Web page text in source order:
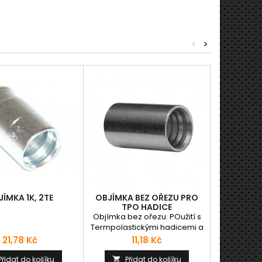
>
<
1K, 2TE
Cena
21,78 Kč
do košíku
OBJÍMKA BEZ OŘEZU PRO
TPO HADICE
Objímka bez ořezu. POužití s
Termpolastickými hadicemi a
hadicemi s 1 ocelovým
opletem
Cena
11,18 Kč
 Přidat do košíku
Objímka
Vhodné